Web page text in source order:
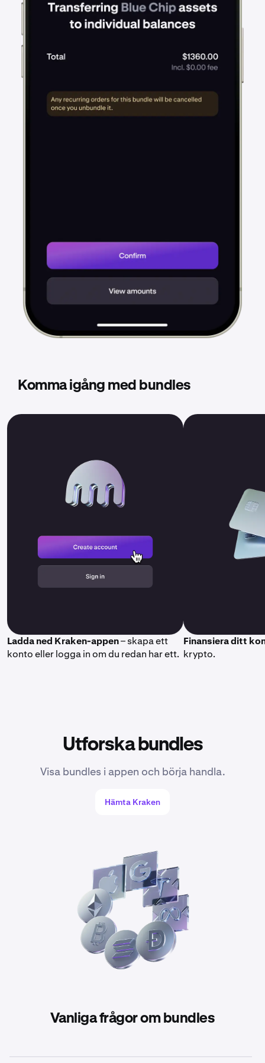
Komma igång med bundles
Ladda ned Kraken-appen– skapa ett
konto eller logga in om du redan har ett.
Finansiera ditt
krypto.
Utforska bundles
Visa bundles i appen och börja handla.
Hämta Kraken
Vanliga frågor om bundles